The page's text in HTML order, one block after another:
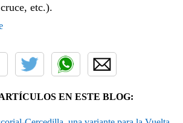
etc.).
EN ESTE BLOG: